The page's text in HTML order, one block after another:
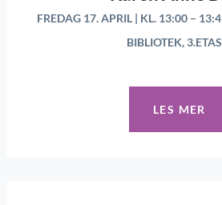
FREDAG 17. APRIL | KL. 13:00 –
BIBLIOTEK,
LES MER